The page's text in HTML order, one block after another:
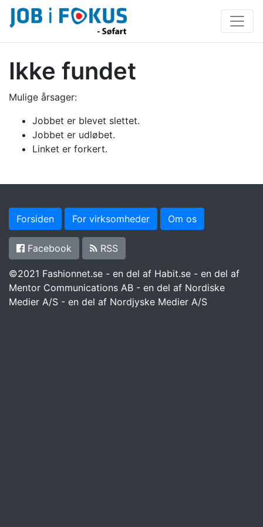
Ikke fundet
Mulige årsager:
Jobbet er blevet slettet.
Jobbet er udløbet.
Linket er forkert.
Forsiden For virksomheder Om os
Facebook RSS
©2021 Fashionnet.se - en del af Habit.se - en del af
Mentor Communications AB - en del af Nordiske
Medier A/S - en del af Nordjyske Medier A/S